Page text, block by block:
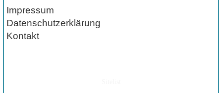
Impressum
Datenschutzerklärung
Kontakt